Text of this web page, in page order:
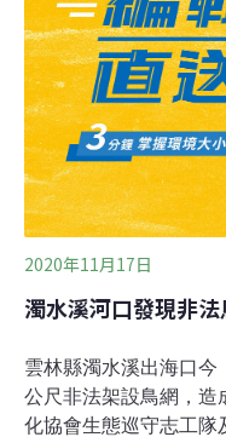
生動物販售牟利，已派
局加強巡邏。農業處表
危害財產，可通報農政
許可獵捕、宰殺保育類
規定可處6月至5年以
金。
2020年11月17日
濁水溪河口發現非
雲林縣濁水溪出海口
公尺非法架設鳥網，造
化協會生態巡守志工隊